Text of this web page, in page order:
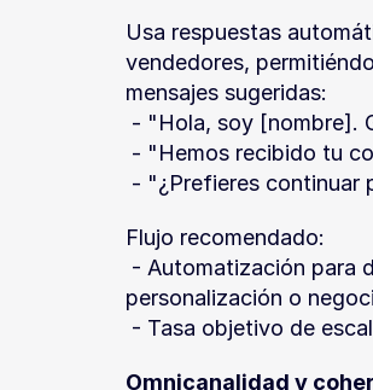
Usa respuestas
vendedores,
mensajes sugeridas:
- "Hola, soy [nombre].
- "Hemos recibido tu
- "¿Prefieres continuar
Flujo recomendado:
personalización o
- Tasa objetivo de
Omnicanalidad y